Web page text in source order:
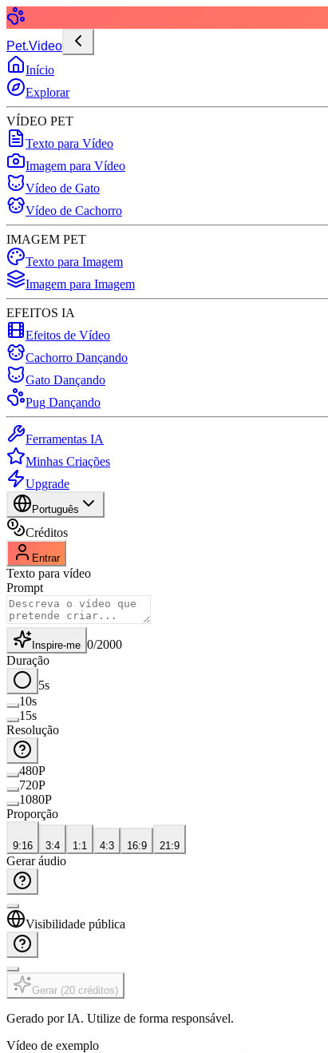
Pet.Video
Início
Explorar
VÍDEO PET
Texto para Vídeo
Imagem para Vídeo
Vídeo de Gato
Vídeo de Cachorro
IMAGEM PET
Texto para Imagem
Imagem para Imagem
EFEITOS IA
Efeitos de Vídeo
Cachorro Dançando
Gato Dançando
Pug Dançando
Ferramentas IA
Minhas Criações
Upgrade
Português
Créditos
Entrar
Texto para vídeo
Prompt
Inspire-me 0/2000
Duração
5s
10s
15s
Resolução
480P
720P
1080P
Proporção
9:16 3:4 1:1 4:3 16:9 21:9
Gerar áudio
Visibilidade pública
Gerar (20 créditos)
Gerado por IA. Utilize de forma responsável.
Vídeo de exemplo